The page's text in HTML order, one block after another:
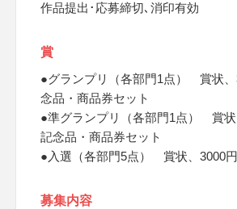
作品提出･応募締切､消印有効
賞
●グランプリ（各部門1点） 賞状
念品・商品券セット
●準グランプリ（各部門1点） 賞
記念品・商品券セット
●入選（各部門5点） 賞状、3000
募集内容